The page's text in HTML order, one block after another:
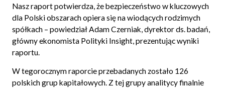
Nasz raport potwierdza, że bezpieczeństwo w kluczowych
dla Polski obszarach opiera się na wiodących rodzimych
spółkach– powiedział Adam Czerniak, dyrektor ds. badań,
główny ekonomista Polityki Insight, prezentując wyniki
raportu.
W tegorocznym raporcie przebadanych zostało 126
polskich grup kapitałowych. Z tej grupy analitycy finalnie